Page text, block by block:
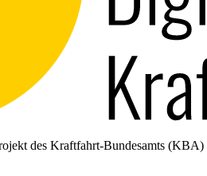
des Kraftfahrt-Bundesamts